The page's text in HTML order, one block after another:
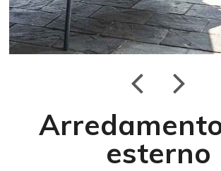
esterno